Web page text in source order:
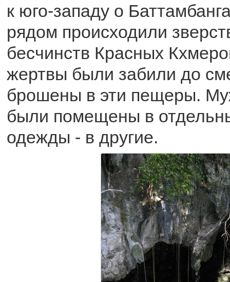
к юго-западу о
рядом происходили
бесчинств Красных
жертвы были забили до
брошены в эти пещеры.
были помещены в
одежды - в другие.